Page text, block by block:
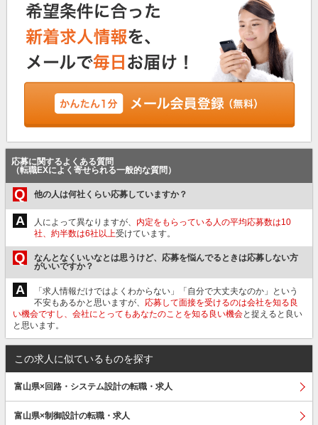
応募に関するよくある質問
（転職EXによく寄せられる一般的な質問）
Q 他の人は何社くらい応募していますか？
A 人によって異なりますが、 内定をもらっている人の平均応募数は10
社、約半数は6社以上受けています。
Q
なんとなくいいなとは思うけど、応募を悩んでるときは応募しない方
がいいですか？
A
「求人情報だけではよくわからない」「自分で大丈夫なのか」という
不安もあるかと思いますが、 応募して面接を受けるのは会社を知る良
い機会ですし、会社にとってもあなたのことを知る良い機会と捉えると良い
と思います。
この求人に似ているものを探す
富山県×回路・システム設計の転職・求人
富山県×制御設計の転職・求人